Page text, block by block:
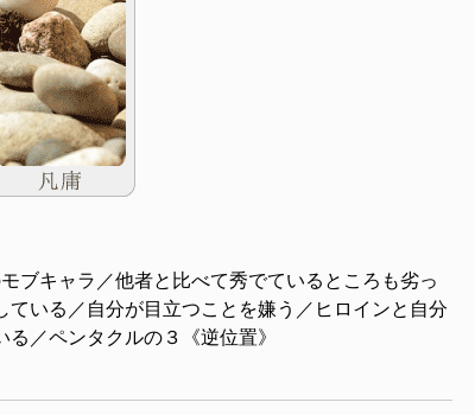
ブキャラ／他者と比べて秀でているところも劣っ
いる／自分が目立つことを嫌う／ヒロインと自分
／ペンタクルの３《逆位置》